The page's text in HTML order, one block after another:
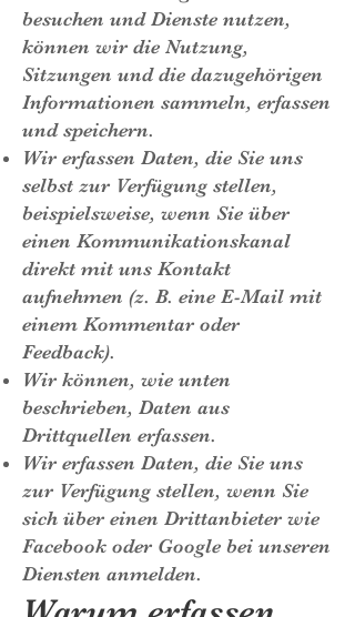
besuchen und Dienste nutzen,
können wir die Nutzung,
Sitzungen und die dazugehörigen
Informationen sammeln, erfassen
und speichern.
Wir erfassen Daten, die Sie uns
selbst zur Verfügung stellen,
beispielsweise, wenn Sie über
einen Kommunikationskanal
direkt mit uns Kontakt
aufnehmen (z. B. eine E-Mail mit
einem Kommentar oder
Feedback).
Wir können, wie unten
beschrieben, Daten aus
Drittquellen erfassen.
Wir erfassen Daten, die Sie uns
zur Verfügung stellen, wenn Sie
sich über einen Drittanbieter wie
Facebook oder Google bei unseren
Diensten anmelden.